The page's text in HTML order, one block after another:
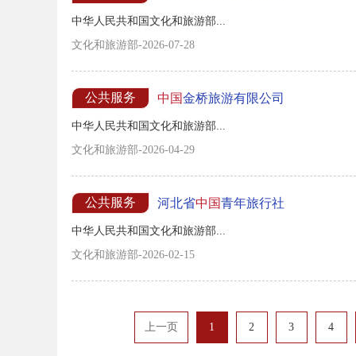
中华人民共和国文化和旅游部...
文化和旅游部-2026-07-28
公共服务 中国金桥旅游有限公司
中华人民共和国文化和旅游部...
文化和旅游部-2026-04-29
公共服务 河北省中国青年旅行社
中华人民共和国文化和旅游部...
文化和旅游部-2026-02-15
上一页 1 2 3 4